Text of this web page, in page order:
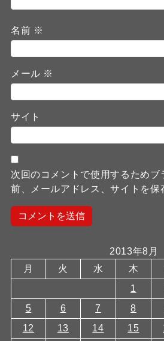
名前 ※
メール ※
サイト
次回のコメントで使用するためブ
前、メールアドレス、サイトを保
2013年8月
月
火 水 木
1
5
6 7 8
12
13 14 15